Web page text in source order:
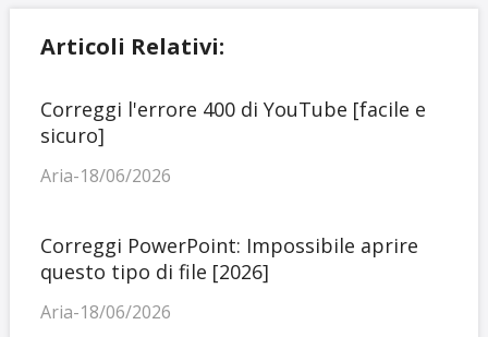
Articoli Relativi:
Correggi l'errore 400 di YouTube [facile e
sicuro]
Aria-18/06/2026
Correggi PowerPoint: Impossibile aprire
questo tipo di file [2026]
Aria-18/06/2026